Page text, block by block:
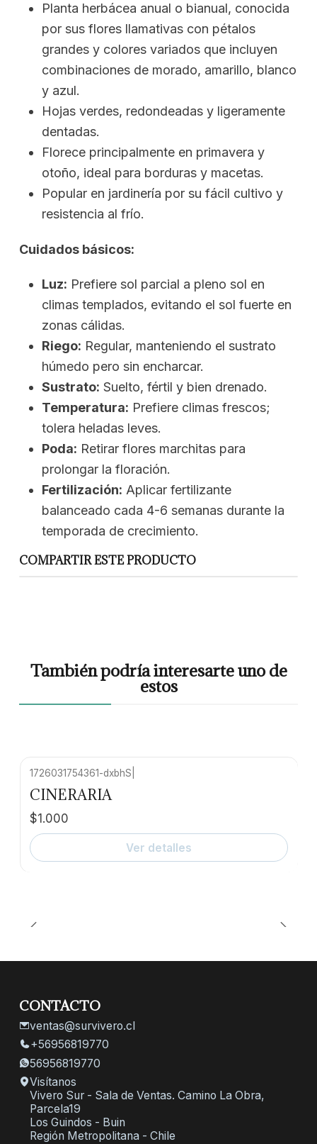
Planta herbácea anual o bianual, conocida
por sus flores llamativas con pétalos
grandes y colores variados que incluyen
combinaciones de morado, amarillo, blanco
y azul.
Hojas verdes, redondeadas y ligeramente
dentadas.
Florece principalmente en primavera y
otoño, ideal para borduras y macetas.
Popular en jardinería por su fácil cultivo y
resistencia al frío.
Cuidados básicos:
Luz: Prefiere sol parcial a pleno sol en
climas templados, evitando el sol fuerte en
zonas cálidas.
Riego: Regular, manteniendo el sustrato
húmedo pero sin encharcar.
Sustrato: Suelto, fértil y bien drenado.
Temperatura: Prefiere climas frescos;
tolera heladas leves.
Poda: Retirar flores marchitas para
prolongar la floración.
Fertilización: Aplicar fertilizante
balanceado cada 4-6 semanas durante la
temporada de crecimiento.
COMPARTIR ESTE PRODUCTO
También podría interesarte uno de
estos
1726031754361-dxbhS
CINERARIA
$1.000
Ver detalles
CONTACTO
ventas@survivero.cl
+56956819770
56956819770
Visítanos
Vivero Sur - Sala de Ventas. Camino La Obra,
Parcela19
Los Guindos - Buin
Región Metropolitana - Chile